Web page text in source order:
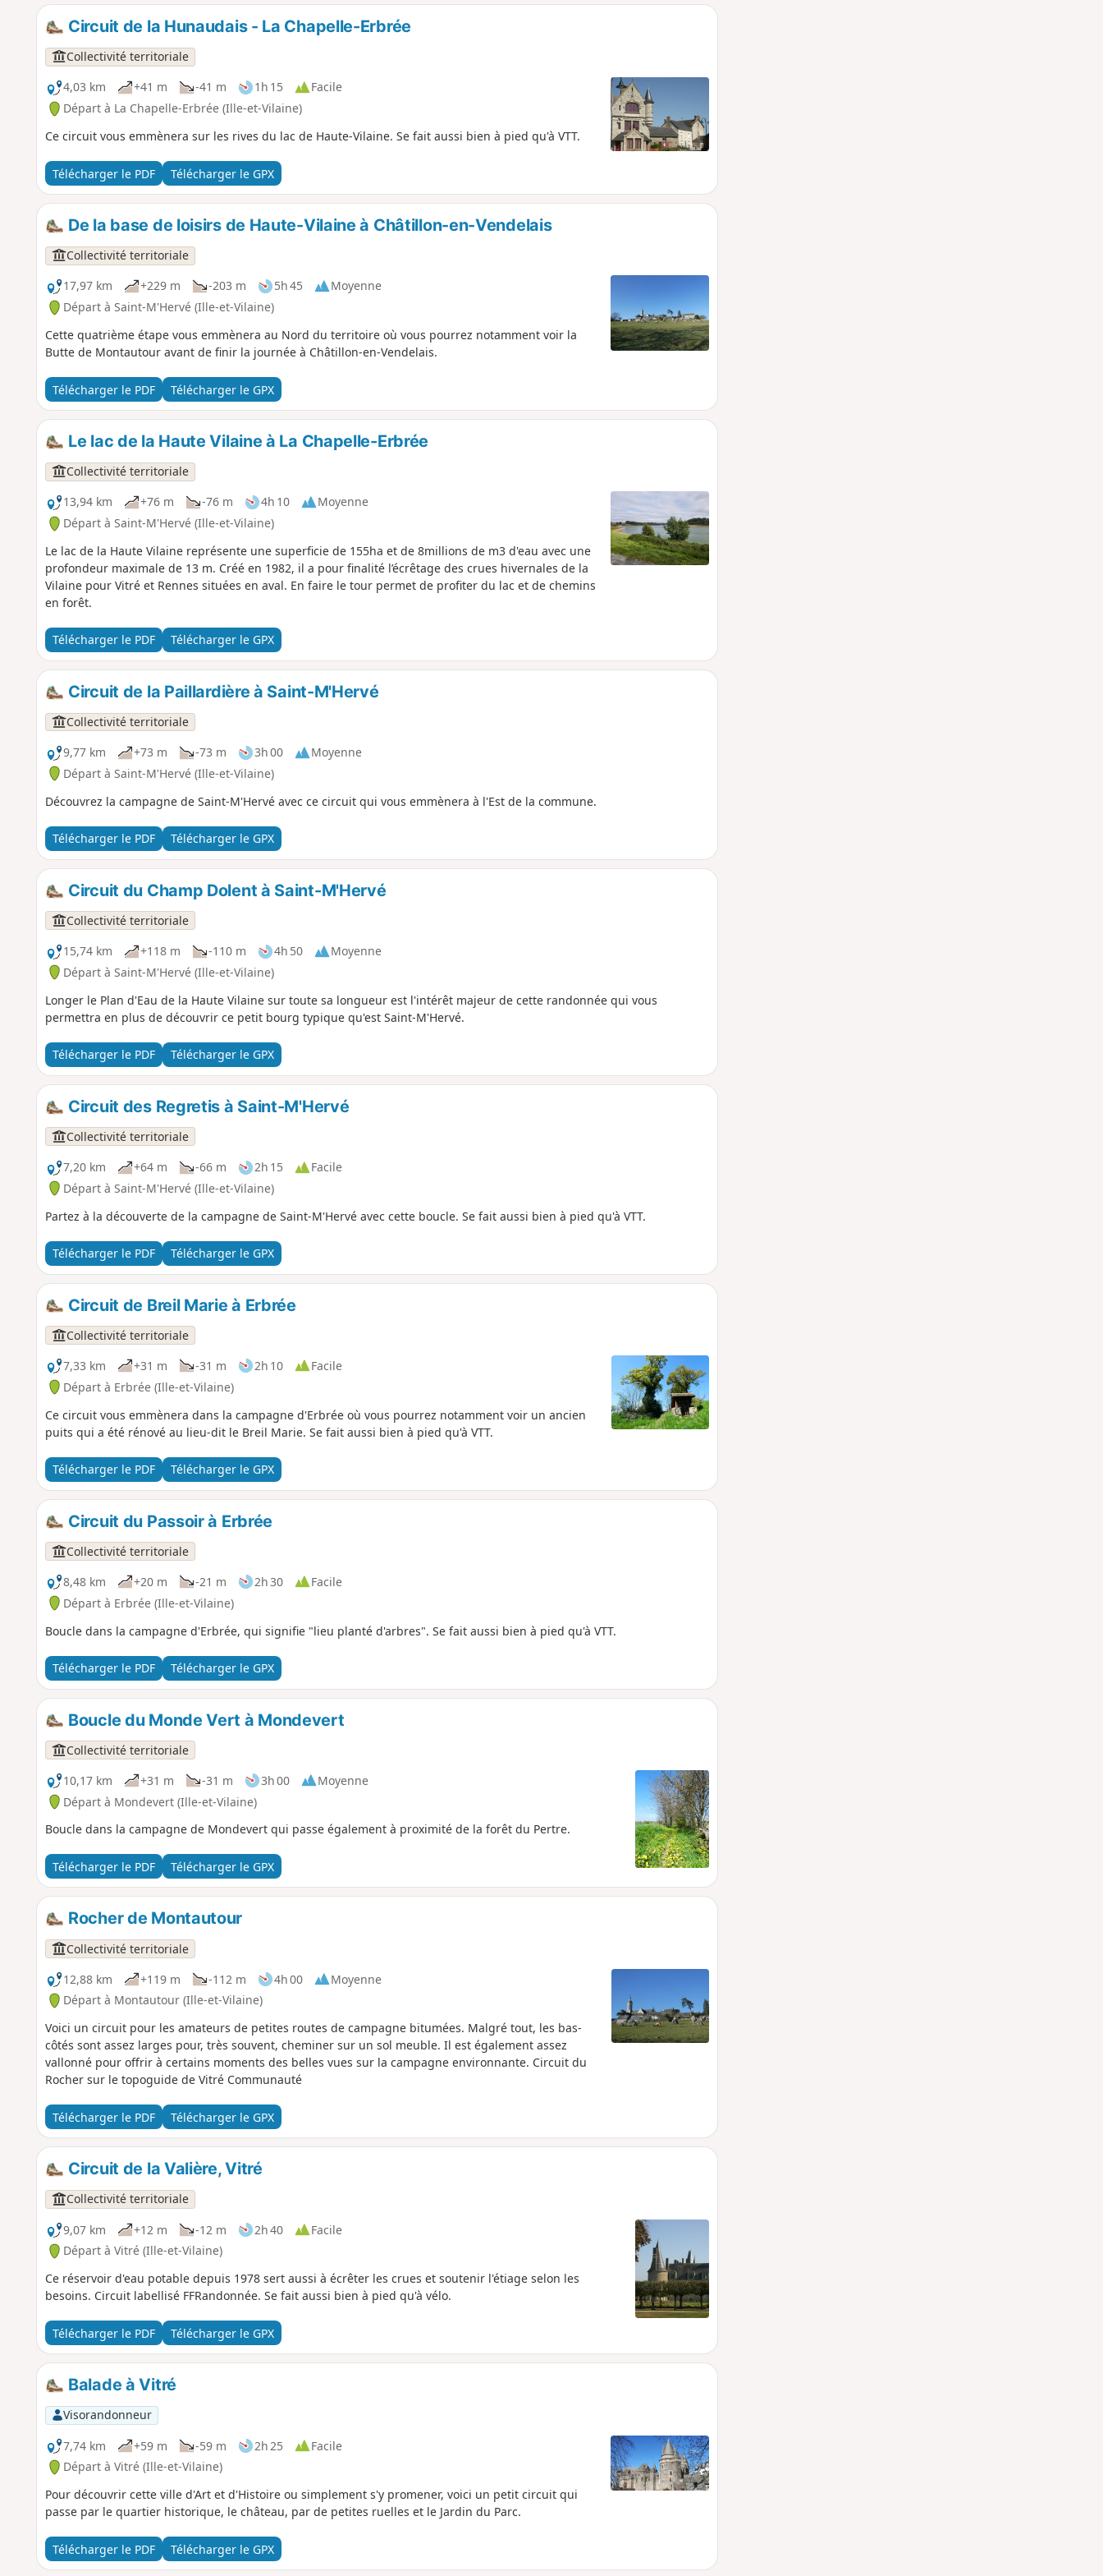
Circuit de la Hunaudais - La Chapelle-Erbrée
Collectivité territoriale
4,03 km
+41 m -41 m 1h 15
Facile
Départ à La Chapelle-Erbrée (Ille-et-Vilaine)
Ce circuit vous emmènera sur les rives du lac de Haute-Vilaine. Se fait aussi bien à pied qu'à VTT.
Télécharger le PDF Télécharger le GPX
De la base de loisirs de Haute-Vilaine à Châtillon-en-Vendelais
Collectivité territoriale
17,97 km
+229 m -203 m 5h 45
Moyenne
Départ à Saint-M'Hervé (Ille-et-Vilaine)
Cette quatrième étape vous emmènera au Nord du territoire où vous pourrez notamment voir la
Butte de Montautour avant de finir la journée à Châtillon-en-Vendelais.
Télécharger le PDF Télécharger le GPX
Le lac de la Haute Vilaine à La Chapelle-Erbrée
Collectivité territoriale
13,94 km
+76 m -76 m 4h 10
Moyenne
Départ à Saint-M'Hervé (Ille-et-Vilaine)
Le lac de la Haute Vilaine représente une superficie de 155ha et de 8millions de m3 d'eau avec une
profondeur maximale de 13 m. Créé en 1982, il a pour finalité l’écrêtage des crues hivernales de la
Vilaine pour Vitré et Rennes situées en aval. En faire le tour permet de profiter du lac et de chemins
en forêt.
Télécharger le PDF Télécharger le GPX
Circuit de la Paillardière à Saint-M'Hervé
Collectivité territoriale
9,77 km
+73 m -73 m 3h 00
Moyenne
Départ à Saint-M'Hervé (Ille-et-Vilaine)
Découvrez la campagne de Saint-M'Hervé avec ce circuit qui vous emmènera à l'Est de la commune.
Télécharger le PDF Télécharger le GPX
Circuit du Champ Dolent à Saint-M'Hervé
Collectivité territoriale
15,74 km
+118 m -110 m 4h 50
Moyenne
Départ à Saint-M'Hervé (Ille-et-Vilaine)
Longer le Plan d'Eau de la Haute Vilaine sur toute sa longueur est l'intérêt majeur de cette randonnée qui vous
permettra en plus de découvrir ce petit bourg typique qu'est Saint-M'Hervé.
Télécharger le PDF Télécharger le GPX
Circuit des Regretis à Saint-M'Hervé
Collectivité territoriale
7,20 km
+64 m -66 m 2h 15
Facile
Départ à Saint-M'Hervé (Ille-et-Vilaine)
Partez à la découverte de la campagne de Saint-M'Hervé avec cette boucle. Se fait aussi bien à pied qu'à VTT.
Télécharger le PDF Télécharger le GPX
Circuit de Breil Marie à Erbrée
Collectivité territoriale
7,33 km
+31 m -31 m 2h 10
Facile
Départ à Erbrée (Ille-et-Vilaine)
Ce circuit vous emmènera dans la campagne d'Erbrée où vous pourrez notamment voir un ancien
puits qui a été rénové au lieu-dit le Breil Marie. Se fait aussi bien à pied qu'à VTT.
Télécharger le PDF Télécharger le GPX
Circuit du Passoir à Erbrée
Collectivité territoriale
8,48 km
+20 m -21 m 2h 30
Facile
Départ à Erbrée (Ille-et-Vilaine)
Boucle dans la campagne d'Erbrée, qui signifie "lieu planté d'arbres". Se fait aussi bien à pied qu'à VTT.
Télécharger le PDF Télécharger le GPX
Boucle du Monde Vert à Mondevert
Collectivité territoriale
10,17 km
+31 m -31 m 3h 00
Moyenne
Départ à Mondevert (Ille-et-Vilaine)
Boucle dans la campagne de Mondevert qui passe également à proximité de la forêt du Pertre.
Télécharger le PDF Télécharger le GPX
Rocher de Montautour
Collectivité territoriale
12,88 km
+119 m -112 m 4h 00
Moyenne
Départ à Montautour (Ille-et-Vilaine)
Voici un circuit pour les amateurs de petites routes de campagne bitumées. Malgré tout, les bas-
côtés sont assez larges pour, très souvent, cheminer sur un sol meuble. Il est également assez
vallonné pour offrir à certains moments des belles vues sur la campagne environnante. Circuit du
Rocher sur le topoguide de Vitré Communauté
Télécharger le PDF Télécharger le GPX
Circuit de la Valière, Vitré
Collectivité territoriale
9,07 km
+12 m -12 m 2h 40
Facile
Départ à Vitré (Ille-et-Vilaine)
Ce réservoir d'eau potable depuis 1978 sert aussi à écrêter les crues et soutenir l'étiage selon les
besoins. Circuit labellisé FFRandonnée. Se fait aussi bien à pied qu'à vélo.
Télécharger le PDF Télécharger le GPX
Balade à Vitré
Visorandonneur
7,74 km
+59 m -59 m 2h 25
Facile
Départ à Vitré (Ille-et-Vilaine)
Pour découvrir cette ville d'Art et d'Histoire ou simplement s'y promener, voici un petit circuit qui
passe par le quartier historique, le château, par de petites ruelles et le Jardin du Parc.
Télécharger le PDF Télécharger le GPX